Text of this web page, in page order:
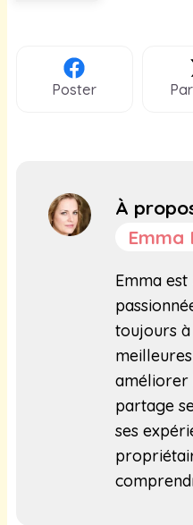
Poster
À
Emma
Emma
toujours
améliorer
partage
ses